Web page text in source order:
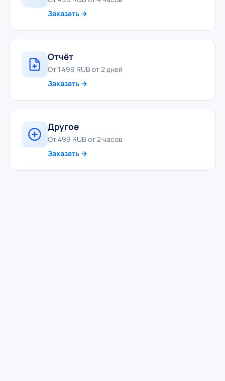
Заказать →
Отчёт
От 1 499 RUB от 2 дней
Заказать →
Другое
От 499 RUB от 2 часов
Заказать →